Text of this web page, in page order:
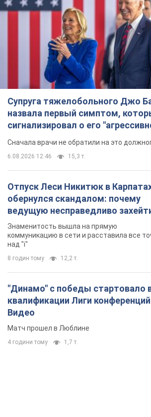
Супруга тяжелобольного Джо
назвала первый симптом,
сигнализировал о его
Сначала врачи не обратили на это
6.08.2026 12:46 15,3 т.
Отпуск Леси Никитюк в
обернулся скандалом: почему
ведущую несправедливо
Знаменитость вышла на прямую
коммуникацию в сети и расставила все
над "i"
8 годин тому 12,2 т.
"Динамо" с победы стартовало
квалификации Лиги
Видео
Матч прошел в Люблине
4 години тому 1,7 т.